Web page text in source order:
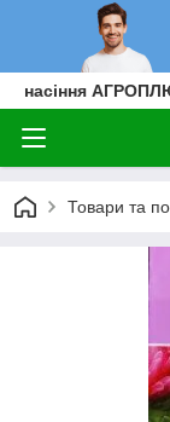
насіння
Товари та